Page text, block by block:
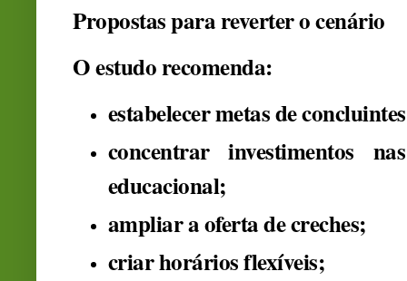
Propostas para reverter o cenário
O estudo recomenda:
estabelecer metas de
concentrar investimentos
educacional;
ampliar a oferta de creches;
criar horários flexíveis;